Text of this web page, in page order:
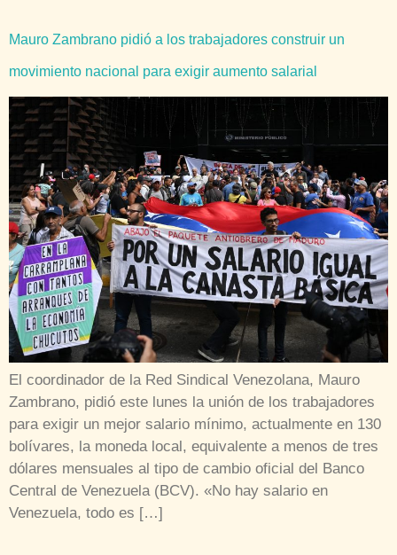
Mauro Zambrano pidió a los trabajadores construir un
movimiento nacional para exigir aumento salarial
El coordinador de la Red Sindical Venezolana, Mauro
Zambrano, pidió este lunes la unión de los trabajadores
para exigir un mejor salario mínimo, actualmente en 130
bolívares, la moneda local, equivalente a menos de tres
dólares mensuales al tipo de cambio oficial del Banco
Central de Venezuela (BCV). «No hay salario en
Venezuela, todo es […]